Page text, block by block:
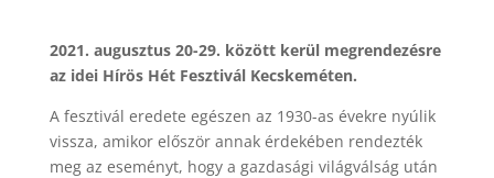
2021. augusztus 20-29. között kerül megrendezésre
az idei Hírös Hét Fesztivál Kecskeméten.
A fesztivál eredete egészen az 1930-as évekre nyúlik
vissza, amikor először annak érdekében rendezték
meg az eseményt, hogy a gazdasági világválság után